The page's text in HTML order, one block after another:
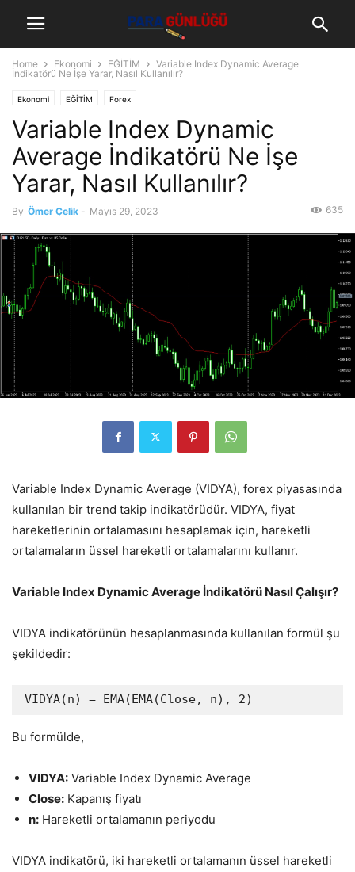
Home Ekonomi EĞİTİM
Variable Index Dynamic Average
İndikatörü Ne İşe Yarar, Nasıl Kullanılır?
Ekonomi EĞİTİM Forex
Variable Index Dynamic
Average İndikatörü Ne İşe
Yarar, Nasıl Kullanılır?
By Ömer Çelik - Mayıs 29, 2023 635
Variable Index Dynamic Average (VIDYA), forex piyasasında
kullanılan bir trend takip indikatörüdür. VIDYA, fiyat
hareketlerinin ortalamasını hesaplamak için, hareketli
ortalamaların üssel hareketli ortalamalarını kullanır.
Variable Index Dynamic Average İndikatörü Nasıl Çalışır?
VIDYA indikatörünün hesaplanmasında kullanılan formül şu
şekildedir:
Bu formülde,
VIDYA: Variable Index Dynamic Average
Close: Kapanış fiyatı
n: Hareketli ortalamanın periyodu
VIDYA indikatörü, iki hareketli ortalamanın üssel hareketli